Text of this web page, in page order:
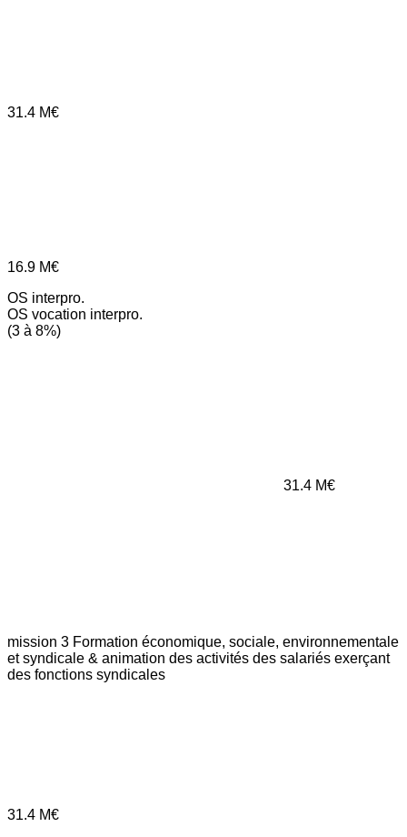
31.4 M€
16.9 M€
OS interpro.
OS vocation interpro.
(3 à 8%)
31.4 M€
mission 3 Formation économique, sociale, environnementale
et syndicale & animation des activités des salariés exerçant
des fonctions syndicales
31.4 M€